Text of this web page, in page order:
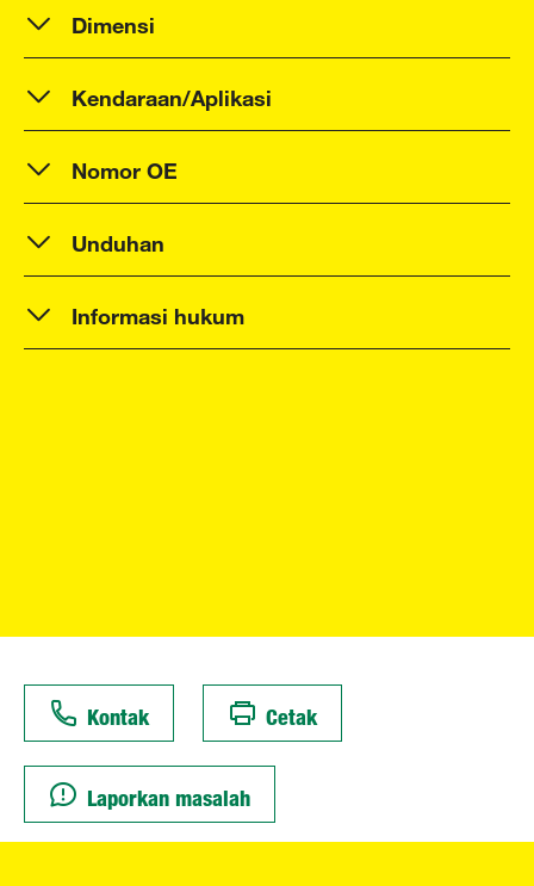
Dimensi
Kendaraan/Aplikasi
Nomor OE
Unduhan
Informasi hukum
Kontak Cetak
Laporkan masalah